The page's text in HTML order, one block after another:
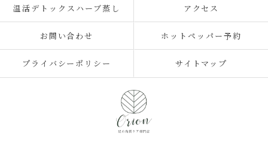
温活デトックスハーブ蒸し アクセス
お問い合わせ ホットペッパー予約
プライバシーポリシー サイトマップ